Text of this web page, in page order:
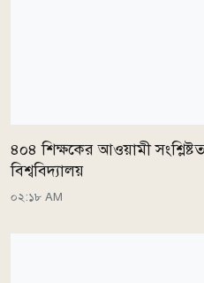
৪০৪ শিক্ষকের আওয়ামী
বিশ্ববিদ্যালয়
০২:১৮ AM